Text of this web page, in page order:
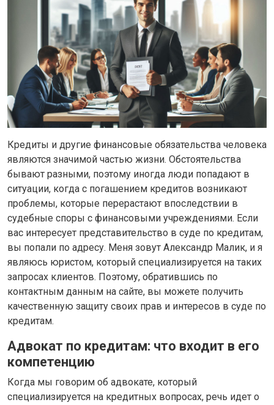
Кредиты и другие финансовые обязательства человека
являются значимой частью жизни. Обстоятельства
бывают разными, поэтому иногда люди попадают в
ситуации, когда с погашением кредитов возникают
проблемы, которые перерастают впоследствии в
судебные споры с финансовыми учреждениями. Если
вас интересует представительство в суде по кредитам,
вы попали по адресу. Меня зовут Александр Малик, и я
являюсь юристом, который специализируется на таких
запросах клиентов. Поэтому, обратившись по
контактным данным на сайте, вы можете получить
качественную защиту своих прав и интересов в суде по
кредитам.
Адвокат по кредитам: что входит в его
компетенцию
Когда мы говорим об адвокате, который
специализируется на кредитных вопросах, речь идет о